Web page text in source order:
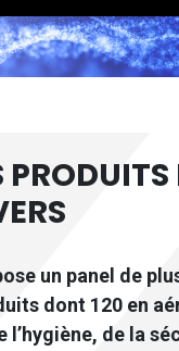
un panel de
dont 120 en
l’hygiène, de la